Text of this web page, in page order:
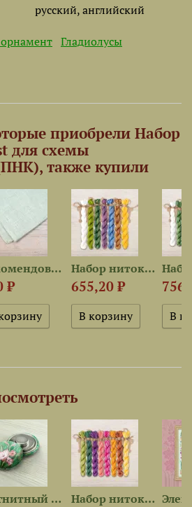
русский, английский
Гладиолусы
приобрели Набор
для схемы
также купили
Рекомендованная ткань для...
₽
Набор ниток OwlForest для...
655,20 ₽ 756
Магнитный держатель... Набор ниток OwlForest для...